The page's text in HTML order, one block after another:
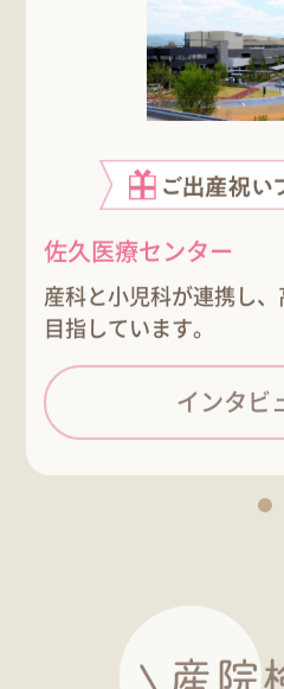
佐久医療センター
産科と小児科が連携し
目指しています。
インタビ